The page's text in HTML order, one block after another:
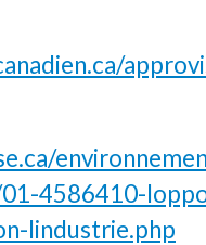
4586410-
lindustrie.php